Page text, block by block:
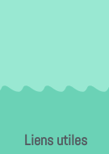
Liens utiles